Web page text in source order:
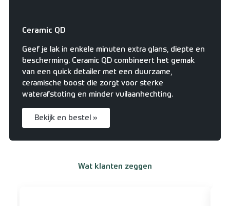
Ceramic QD
Geef je lak in enkele minuten extra glans, diepte en
bescherming. Ceramic QD combineert het gemak
van een quick detailer met een duurzame,
ceramische boost die zorgt voor sterke
waterafstoting en minder vuilaanhechting.
Bekijk en bestel »
Wat klanten zeggen